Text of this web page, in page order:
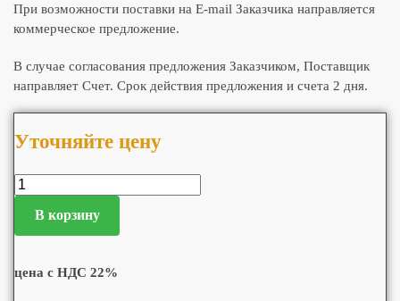
При возможности поставки на E-mail Заказчика направляется
коммерческое предложение.
В случае согласования предложения Заказчиком, Поставщик
направляет Счет. Срок действия предложения и счета 2 дня.
Уточняйте цену
В корзину
цена с НДС 22%